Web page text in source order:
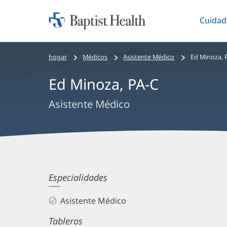
Iniciar:
Bread
navigation
hogar Médicos Asistente Médico Ed Minoza,
Ed Minoza, PA-C
Asistente Médico
Ed
Minoza,
PA-
Especialidades
Asistente Médico
Tableros